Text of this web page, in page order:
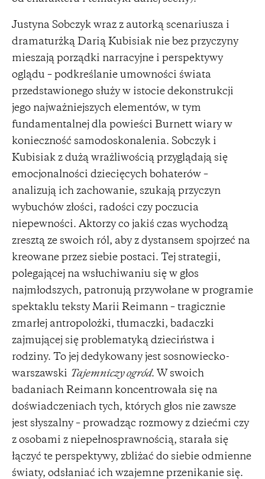
Justyna Sobczyk wraz z autorką scenariusza i
dramaturżką Darią Kubisiak nie bez przyczyny
mieszają porządki narracyjne i perspektywy
oglądu – podkreślanie umowności świata
przedstawionego służy w istocie dekonstrukcji
jego najważniejszych elementów, w tym
fundamentalnej dla powieści Burnett wiary w
konieczność samodoskonalenia. Sobczyk i
Kubisiak z dużą wrażliwością przyglądają się
emocjonalności dziecięcych bohaterów –
analizują ich zachowanie, szukają przyczyn
wybuchów złości, radości czy poczucia
niepewności. Aktorzy co jakiś czas wychodzą
zresztą ze swoich ról, aby z dystansem spojrzeć na
kreowane przez siebie postaci. Tej strategii,
polegającej na wsłuchiwaniu się w głos
najmłodszych, patronują przywołane w programie
spektaklu teksty Marii Reimann – tragicznie
zmarłej antropolożki, tłumaczki, badaczki
zajmującej się problematyką dzieciństwa i
rodziny. To jej dedykowany jest sosnowiecko-
warszawski Tajemniczy ogród. W swoich
badaniach Reimann koncentrowała się na
doświadczeniach tych, których głos nie zawsze
jest słyszalny – prowadząc rozmowy z dziećmi czy
z osobami z niepełnosprawnością, starała się
łączyć te perspektywy, zbliżać do siebie odmienne
światy, odsłaniać ich wzajemne przenikanie się.